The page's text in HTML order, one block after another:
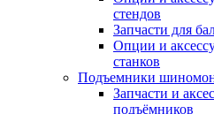
стендов
Запчасти для
Опции и
станков
Подъемники
Запчасти и
подъёмников